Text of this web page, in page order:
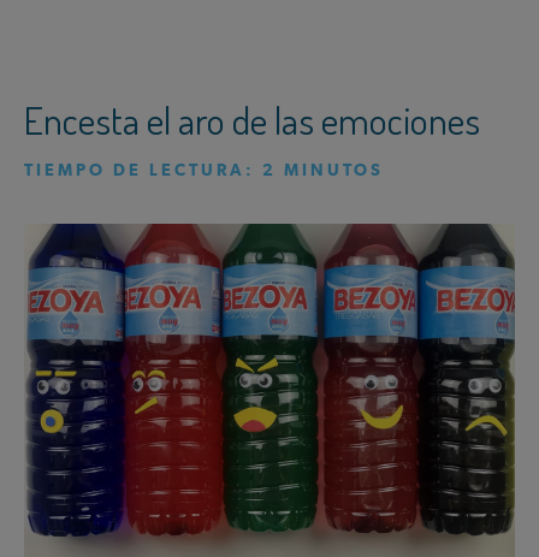
Encesta el aro de las emociones
TIEMPO DE LECTURA: 2 MINUTOS